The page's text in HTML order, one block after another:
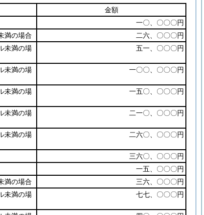
金額
一〇、〇〇〇円
満の場合
二六、〇〇〇円
未満の場
五一、〇〇〇円
未満の場
一〇〇、〇〇〇円
未満の場
一五〇、〇〇〇円
未満の場
二一〇、〇〇〇円
未満の場
二六〇、〇〇〇円
三六〇、〇〇〇円
一五、〇〇〇円
満の場合
三六、〇〇〇円
未満の場
七七、〇〇〇円